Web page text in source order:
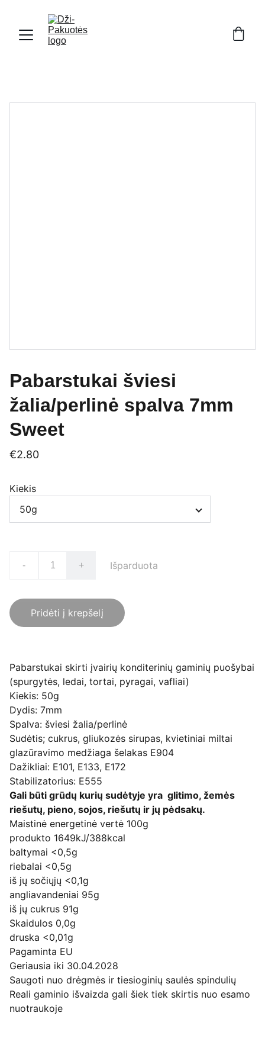
Pabarstukai šviesi
žalia/perlinė spalva 7mm
Sweet
€2.80
Kiekis
- + Išparduota
Pridėti į krepšelį
Pabarstukai skirti įvairių konditerinių gaminių puošybai
(spurgytės, ledai, tortai, pyragai, vafliai)
Kiekis: 50g
Dydis: 7mm
Spalva: šviesi žalia/perlinė
Sudėtis; cukrus, gliukozės sirupas, kvietiniai miltai
glazūravimo medžiaga šelakas E904
Dažikliai: E101, E133, E172
Stabilizatorius: E555
Gali būti grūdų kurių sudėtyje yra glitimo, žemės
riešutų, pieno, sojos, riešutų ir jų pėdsakų.
Maistinė energetinė vertė 100g
produkto 1649kJ/388kcal
baltymai <0,5g
riebalai <0,5g
iš jų sočiųjų <0,1g
angliavandeniai 95g
iš jų cukrus 91g
Skaidulos 0,0g
druska <0,01g
Pagaminta EU
Geriausia iki 30.04.2028
Saugoti nuo drėgmės ir tiesioginių saulės spindulių
Reali gaminio išvaizda gali šiek tiek skirtis nuo esamo
nuotraukoje